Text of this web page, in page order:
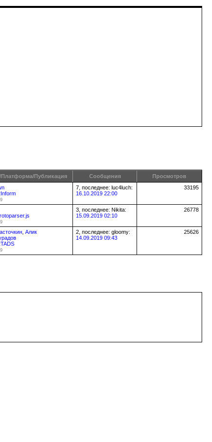
Платформа/Публикация Сообщения Просмотров
7, последнее: luc4luch:
16.10.2019 22:00
33195
3, последнее: Nikita:
15.09.2019 02:10
26778
Алик
2, последнее: gloomy:
14.09.2019 09:43
25626